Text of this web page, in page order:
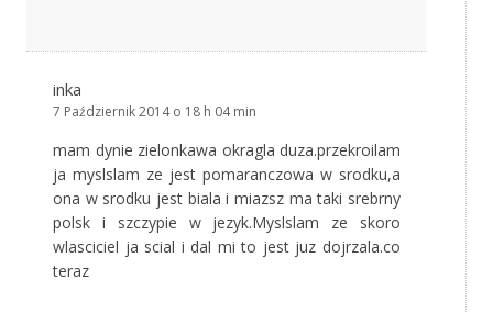
inka
7 Październik 2014 o 18 h 04 min
mam dynie zielonkawa okragla duza.przekroilam
ja myslslam ze jest pomaranczowa w srodku,a
ona w srodku jest biala i miazsz ma taki srebrny
polsk i szczypie w jezyk.Myslslam ze skoro
wlasciciel ja scial i dal mi to jest juz dojrzala.co
teraz